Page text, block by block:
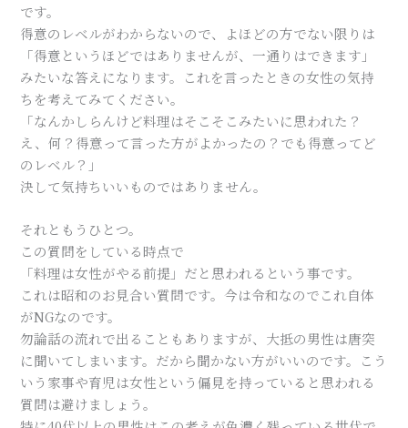
です。
得意のレベルがわからないので、よほどの方でない限りは
「得意というほどではありませんが、一通りはできます」
みたいな答えになります。これを言ったときの女性の気持
ちを考えてみてください。
「なんかしらんけど料理はそこそこみたいに思われた？
え、何？得意って言った方がよかったの？でも得意ってど
のレベル？」
決して気持ちいいものではありません。
それともうひとつ。
この質問をしている時点で
「料理は女性がやる前提」だと思われるという事です。
これは昭和のお見合い質問です。今は令和なのでこれ自体
がNGなのです。
勿論話の流れで出ることもありますが、大抵の男性は唐突
に聞いてしまいます。だから聞かない方がいいのです。こう
いう家事や育児は女性という偏見を持っていると思われる
質問は避けましょう。